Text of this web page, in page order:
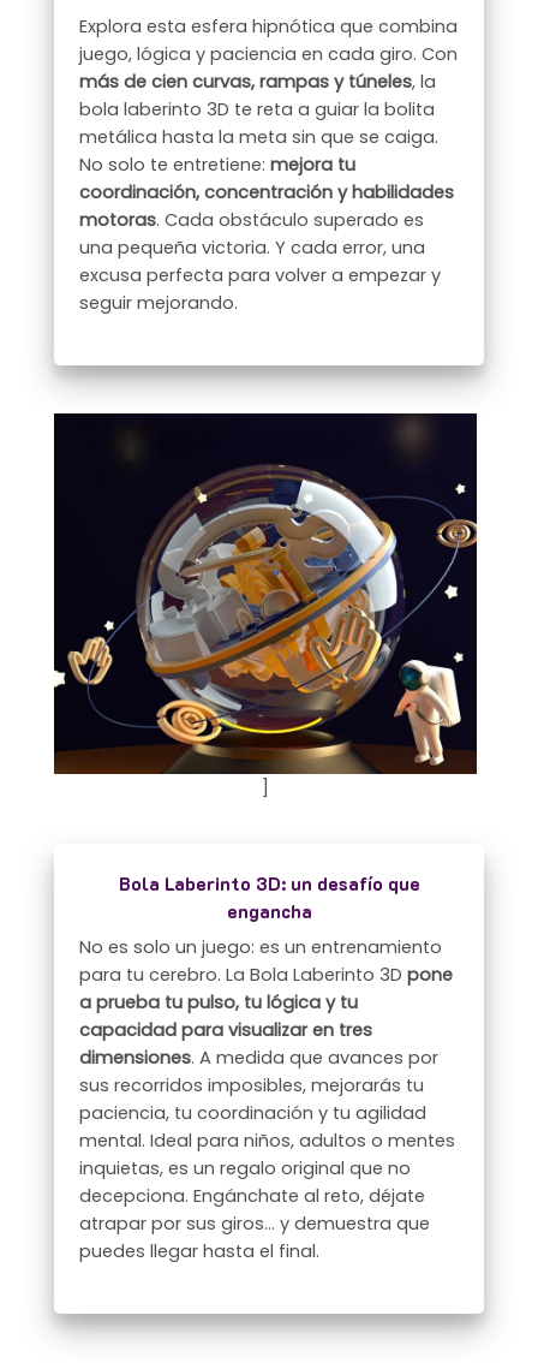
Explora esta esfera hipnótica que combina
juego, lógica y paciencia en cada giro. Con
más de cien curvas, rampas y túneles, la
bola laberinto 3D te reta a guiar la bolita
metálica hasta la meta sin que se caiga.
No solo te entretiene:mejora tu
coordinación, concentración y habilidades
motoras. Cada obstáculo superado es
una pequeña victoria. Y cada error, una
excusa perfecta para volver a empezar y
seguir mejorando.
Bola Laberinto 3D: un desafío que
engancha
No es solo un juego: es un entrenamiento
para tu cerebro. La Bola Laberinto 3Dpone
a prueba tu pulso, tu lógica y tu
capacidad para visualizar en tres
dimensiones. A medida que avances por
sus recorridos imposibles, mejorarás tu
paciencia, tu coordinación y tu agilidad
mental. Ideal para niños, adultos o mentes
inquietas, es un regalo original que no
decepciona. Engánchate al reto, déjate
atrapar por sus giros… y demuestra que
puedes llegar hasta el final.